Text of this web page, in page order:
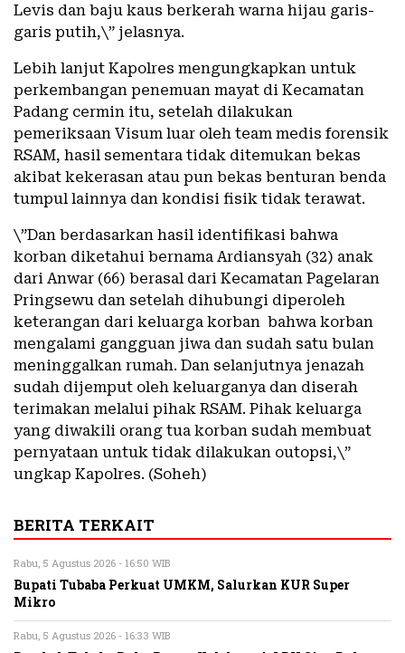
Levis dan baju kaus berkerah warna hijau garis-
garis putih,\” jelasnya.
Lebih lanjut Kapolres mengungkapkan untuk
perkembangan penemuan mayat di Kecamatan
Padang cermin itu, setelah dilakukan
pemeriksaan Visum luar oleh team medis forensik
RSAM, hasil sementara tidak ditemukan bekas
akibat kekerasan atau pun bekas benturan benda
tumpul lainnya dan kondisi fisik tidak terawat.
\”Dan berdasarkan hasil identifikasi bahwa
korban diketahui bernama Ardiansyah (32) anak
dari Anwar (66) berasal dari Kecamatan Pagelaran
Pringsewu dan setelah dihubungi diperoleh
keterangan dari keluarga korban bahwa korban
mengalami gangguan jiwa dan sudah satu bulan
meninggalkan rumah. Dan selanjutnya jenazah
sudah dijemput oleh keluarganya dan diserah
terimakan melalui pihak RSAM. Pihak keluarga
yang diwakili orang tua korban sudah membuat
pernyataan untuk tidak dilakukan outopsi,\”
ungkap Kapolres. (Soheh)
BERITA TERKAIT
Rabu, 5 Agustus 2026 - 16:50 WIB
Bupati Tubaba Perkuat UMKM, Salurkan KUR Super
Mikro
Rabu, 5 Agustus 2026 - 16:33 WIB